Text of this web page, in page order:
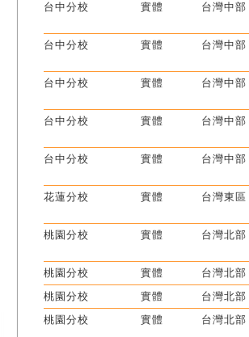
台中分校
實體 台灣中部
台中分校
實體 台灣中部
台中分校
實體 台灣中部
台中分校
實體 台灣中部
台中分校
實體 台灣中部
花蓮分校
實體 台灣東區
桃園分校 實體 台灣北部
桃園分校 實體 台灣北部
桃園分校
實體 台灣北部
桃園分校
實體 台灣北部